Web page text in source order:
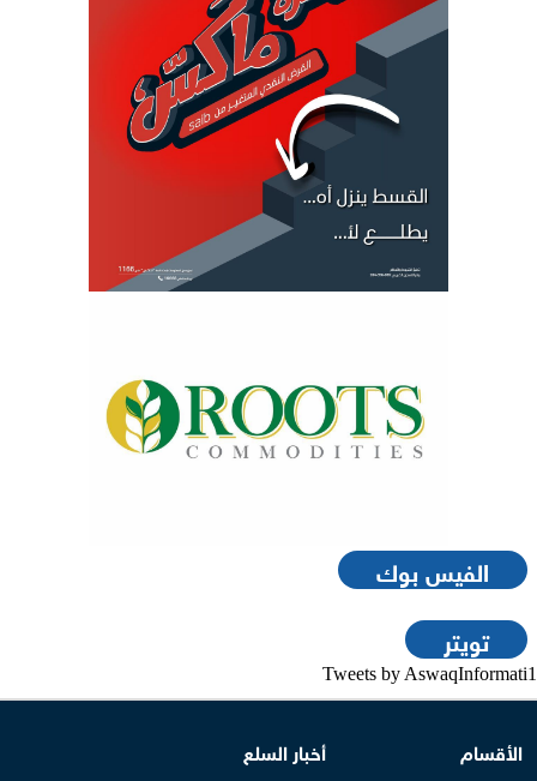
الفيس بوك
تويتر
Tweets by AswaqInformati1
الأقسام
أخبار السلع